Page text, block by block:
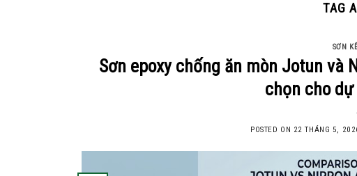
TAG
SƠN
Sơn epoxy chống ăn mòn Jotun
chọn cho
POSTED ON 22 THÁNG 5,